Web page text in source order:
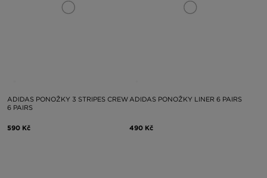
ADIDAS PONOŽKY 3 STRIPES CREW
6 PAIRS
590 Kč
ADIDAS PONOŽKY LINER 6 PAIRS
490 Kč